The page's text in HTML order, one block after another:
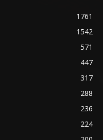
1761
1542
571
447
317
288
236
224